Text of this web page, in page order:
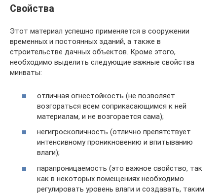
Свойства
Этот материал успешно применяется в сооружении
временных и постоянных зданий, а также в
строительстве дачных объектов. Кроме этого,
необходимо выделить следующие важные свойства
минваты:
отличная огнестойкость (не позволяет
возгораться всем соприкасающимся к ней
материалам, и не возгорается сама);
негигроскопичность (отлично препятствует
интенсивному проникновению и впитыванию
влаги);
парапроницаемость (это важное свойство, так
как в некоторых помещениях необходимо
регулировать уровень влаги и создавать, таким